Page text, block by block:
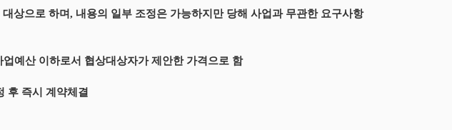
상으로 하며, 내용의 일부 조정은 가능하지만 당해 사업과 무관한 요구사항
예산 이하로서 협상대상자가 제안한 가격으로 함
후 즉시 계약체결